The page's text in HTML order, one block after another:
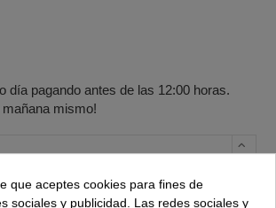
día pagando antes de las 12:00 horas.
mañana mismo!
que aceptes cookies para fines de
sociales y publicidad. Las redes sociales y